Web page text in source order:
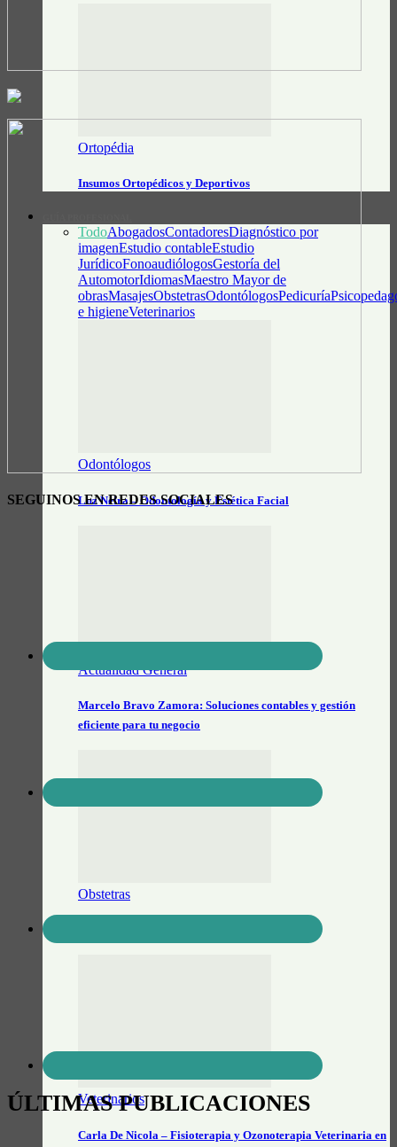
Ortopédia
Insumos Ortopédicos y Deportivos
TodoAbogadosContadoresDiagnóstico por
imagenEstudio contableEstudio
JurídicoFonoaudiólogosGestoría del
AutomotorIdiomasMaestro Mayor de
obrasMasajesObstetrasOdontólogosPedicuría
e higieneVeterinarios
Odontólogos
Luz Neira – Odontología y Estética Facial
Actualidad General
Marcelo Bravo Zamora: Soluciones contables y gestión
eficiente para tu negocio
Obstetras
Veterinarios
Carla De Nicola – Fisioterapia y Ozonoterapia Veterinaria en
SEGUINOS EN REDES SOCIALES
ÚLTIMAS PUBLICACIONES